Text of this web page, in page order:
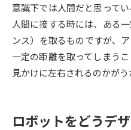
来場型・Web型イベント特集
受験準備
志望校・出願校を調べる
意識下では人間だと思って
人間に接する時には、ある
ンス）を取るものですが、
一定の距離を取ってしまう
見かけに左右されるのかがう
ロボットをどうデ